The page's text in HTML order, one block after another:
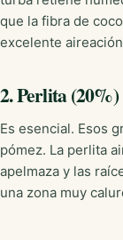
que la fibra de
excelente
2. Perlita (20%)
Es esencial. Esos
pómez. La perlita
apelmaza y las
una zona muy